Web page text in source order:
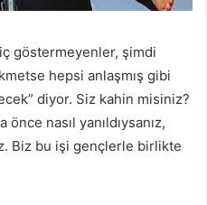
göstermeyenler, şimdi
hepsi anlaşmış gibi
diyor. Siz kahin misiniz?
nasıl yanıldıysanız,
Biz bu işi gençlerle birlikte